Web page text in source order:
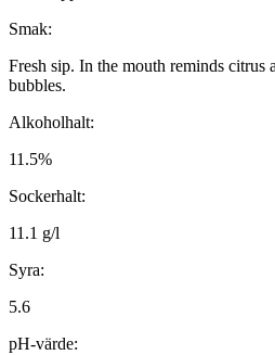
Smak:
Fresh sip. In the mouth reminds citrus
bubbles.
Alkoholhalt:
11.5%
Sockerhalt:
11.1 g/l
Syra:
5.6
pH-värde: